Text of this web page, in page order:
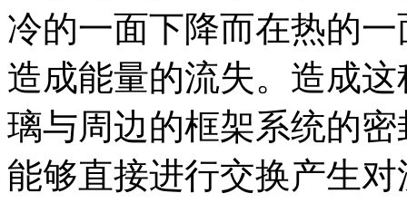
冷的一面下降而在热的
造成能量的流失。造成
璃与周边的框架系统的
能够直接进行交换产生